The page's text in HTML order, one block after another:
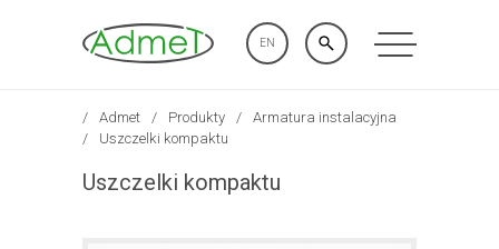
EN
Admet Produkty
Armatura instalacyjna
Uszczelki kompaktu
Uszczelki kompaktu